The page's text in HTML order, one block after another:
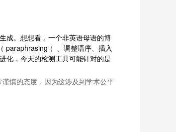
成。想想看，一个非英语母语的博
paraphrasing ）、调整语序、插入
化，今天的检测工具可能针对的是
慎的态度，因为这涉及到学术公平